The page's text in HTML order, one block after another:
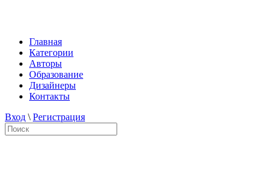
Главная
Категории
Авторы
Образование
Дизайнеры
Контакты
Вход \ Регистрация